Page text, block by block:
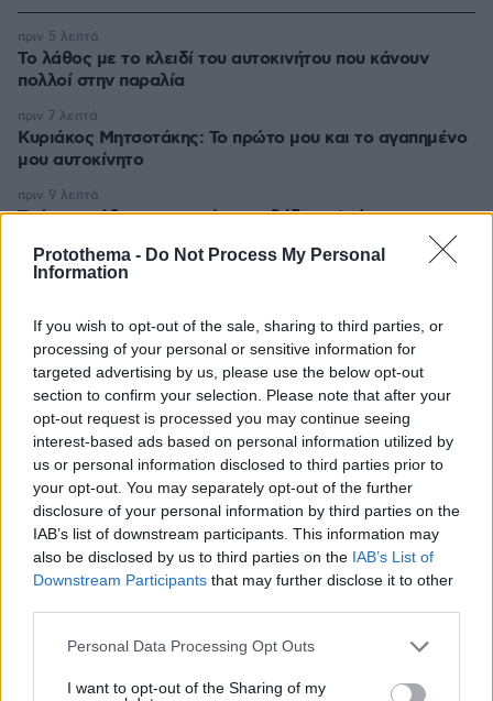
Protothema - Do Not Process My Personal
Information
If you wish to opt-out of the sale, sharing to third parties, or
processing of your personal or sensitive information for
targeted advertising by us, please use the below opt-out
section to confirm your selection. Please note that after your
opt-out request is processed you may continue seeing
interest-based ads based on personal information utilized by
us or personal information disclosed to third parties prior to
your opt-out. You may separately opt-out of the further
disclosure of your personal information by third parties on the
IAB’s list of downstream participants. This information may
also be disclosed by us to third parties on the IAB’s List of
Downstream Participants that may further disclose it to other
Please note that this website/app uses one or more Google
not limited to your visit or usage behaviour. You may click to
Personal Data Processing Opt Outs
I want to opt-out of the Sharing of my
Το λάθος με το κλειδί του αυτοκινήτου που κάνουν
πολλοί στην παραλία
πριν 5 λεπτά
Κυριάκος Μητσοτάκης: Το πρώτο μου και το αγαπημένο
μου αυτοκίνητο
πριν 7 λεπτά
Τι έχουν πάθει οι εταιρείες και βάζουν ψεύτικες
πριν 9 λεπτά
Μόργκαν και τον γιο τους και γράφει «η πραγματική μου
πολυτέλεια»
πριν 13 λεπτά
Linktour ALUMI: Το πιο έξυπνο αυτοκίνητο της πόλης σε
τιμή έκπληξη - Δείτε το video
πριν 16 λεπτά
Επέστρεψε στη Ζάλγκιρις ο Κίναν Έβανς αλλά πάει
δανεικός Λόντον Λάιονς, βίντεο
Μπουγιουρντί: Πώς ένα «ραβασάκι» έγινε ο πιο
καυτερός μεζές της Θεσσαλονίκης
πριν 17 λεπτά
Τέλος οι πινακίδες αυτοκινήτων στην Ελλάδα
πριν 17 λεπτά
Όταν η θωρακισμένη BMW δεν κατάφερε να